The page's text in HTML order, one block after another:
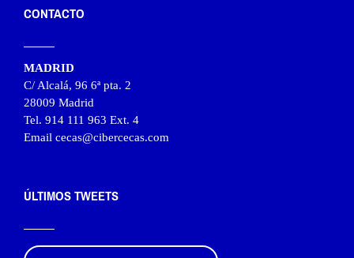
CONTACTO
MADRID
C/ Alcalá, 96 6ª pta. 2
28009 Madrid
Tel. 914 111 963 Ext. 4
Email cecas@cibercecas.com
ÚLTIMOS TWEETS